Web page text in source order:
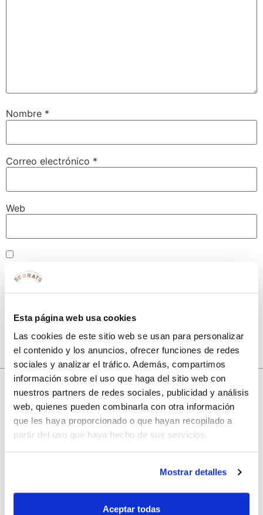
Esta página web usa cookies
Las cookies de este sitio web se usan para personalizar
el contenido y los anuncios, ofrecer funciones de redes
sociales y analizar el tráfico. Además, compartimos
información sobre el uso que haga del sitio web con
nuestros partners de redes sociales, publicidad y análisis
web, quienes pueden combinarla con otra información
que les haya proporcionado o que hayan recopilado a
partir del uso que haya hecho de sus servicios.
Mostrar detalles
Aceptar todas
Nombre *
Correo electrónico *
Web
navegador para la próxima vez que comente.
10% de descuento
con tu primera compra.